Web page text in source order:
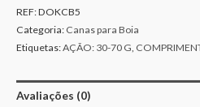
REF:DOKCB5
Categoria: Canas para Boia
Etiquetas:AÇÃO: 30-70 G,
Avaliações (0)